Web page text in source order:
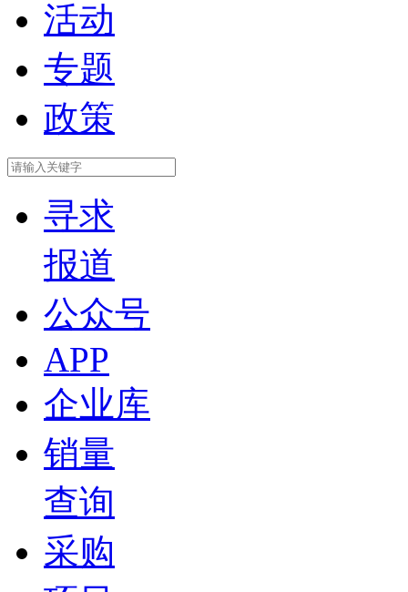
活动
专题
政策
寻求
报道
公众号
APP
企业库
销量
查询
采购